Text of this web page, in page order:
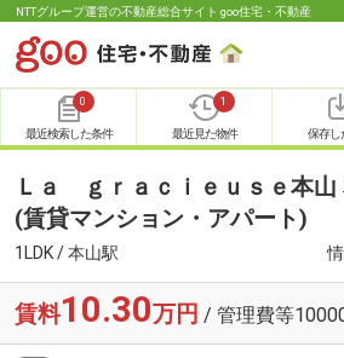
NTTグループ運営の不動産総合サイト goo住宅・不動産
0
最近検索した条件
1
最近見た物件 保存し
Ｌａ ｇｒａｃｉｅｕｓｅ本山
(賃貸マンション・アパート)
1LDK / 本山駅
賃料10.30万円 / 管理費等